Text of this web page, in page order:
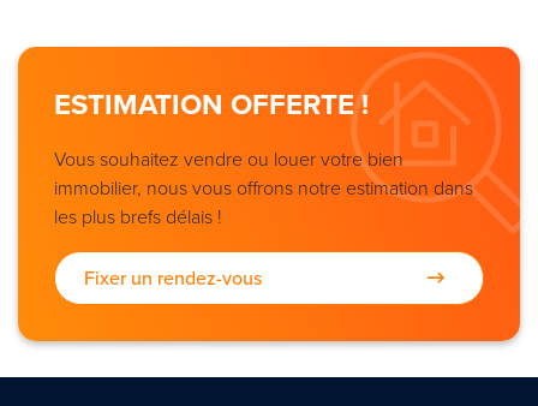
ESTIMATION OFFERTE !
Vous souhaitez vendre ou louer votre bien
immobilier, nous vous offrons notre estimation dans
les plus brefs délais !
Fixer un rendez-vous